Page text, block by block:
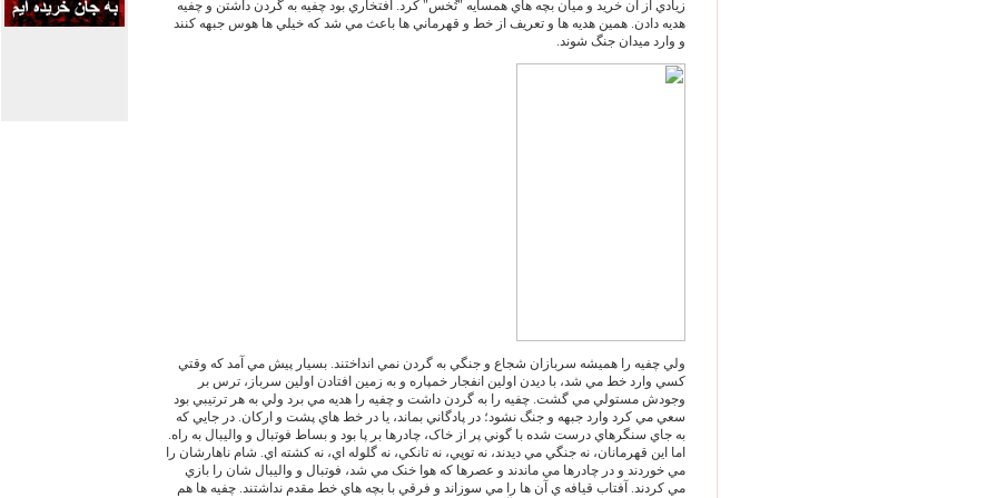
زيادي از آن خريد و ميان بچه هاي همسايه "تُخس" کرد. افتخاري بود چفيه به گردن داشتن و چفيه
هديه دادن. همين هديه ها و تعريف از خط و قهرماني ها باعث مي شد که خيلي ها هوس جبهه کنند
و وارد ميدان جنگ شوند.
ولي چفيه را هميشه سربازان شجاع و جنگي به گردن نمي انداختند. بسيار پيش مي آمد که وقتي
کسي وارد خط مي شد، با ديدن اولين انفجار خمپاره و به زمين افتادن اولين سرباز، ترس بر
وجودش مستولي مي گشت. چفيه را به گردن داشت و چفيه را هديه مي برد ولي به هر ترتيبي بود
سعي مي کرد وارد جبهه و جنگ نشود؛ در پادگاني بماند، يا در خط هاي پشت و ارکان. در جايي که
به جاي سنگرهاي درست شده با گوني پر از خاک، چادرها بر پا بود و بساط فوتبال و واليبال به راه.
اما اين قهرمانان، نه جنگي مي ديدند، نه توپي، نه تانکي، نه گلوله اي، نه کشته اي. شام ناهارشان را
مي خوردند و در چادرها مي ماندند و عصرها که هوا خنک مي شد، فوتبال و واليبال شان را بازي
مي کردند. آفتاب قيافه ي آن ها را مي سوزاند و فرقي با بچه هاي خط مقدم نداشتند. چفيه ها هم